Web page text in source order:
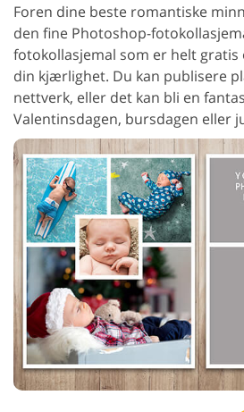
Foren dine beste romantiske
den fine Photoshop-
fotokollasjemal som er helt
din kjærlighet. Du kan publisere
nettverk, eller det kan bli en
Valentinsdagen, bursdagen eller